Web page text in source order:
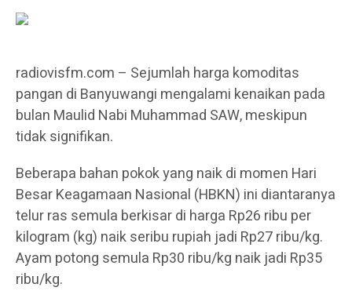
radiovisfm.com – Sejumlah harga komoditas
pangan di Banyuwangi mengalami kenaikan pada
bulan Maulid Nabi Muhammad SAW, meskipun
tidak signifikan.
Beberapa bahan pokok yang naik di momen Hari
Besar Keagamaan Nasional (HBKN) ini diantaranya
telur ras semula berkisar di harga Rp26 ribu per
kilogram (kg) naik seribu rupiah jadi Rp27 ribu/kg.
Ayam potong semula Rp30 ribu/kg naik jadi Rp35
ribu/kg.